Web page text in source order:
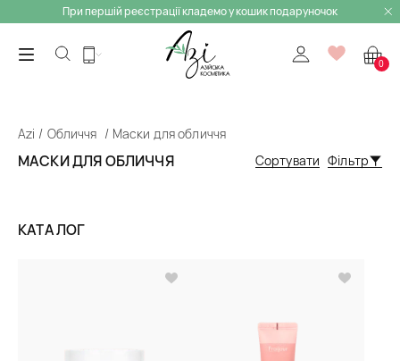
При першій реєстрації кладемо у кошик подаруночок
0
Azi Обличчя Маски для обличчя
МАСКИ ДЛЯ ОБЛИЧЧЯ Сортувати Фільтр
КАТАЛОГ